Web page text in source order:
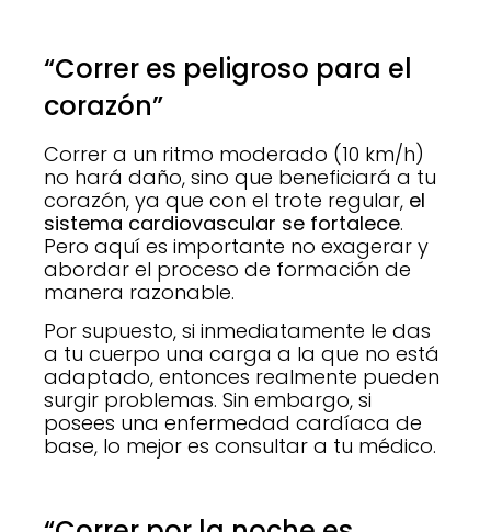
“Correr es peligroso para el
corazón”
Correr a un ritmo moderado (10 km/h)
no hará daño, sino que beneficiará a tu
corazón, ya que con el trote regular, el
sistema cardiovascular se fortalece.
Pero aquí es importante no exagerar y
abordar el proceso de formación de
manera razonable.
Por supuesto, si inmediatamente le das
a tu cuerpo una carga a la que no está
adaptado, entonces realmente pueden
surgir problemas. Sin embargo, si
posees una enfermedad cardíaca de
base, lo mejor es consultar a tu médico.